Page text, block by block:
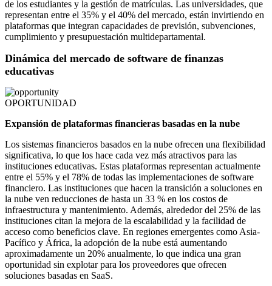
de los estudiantes y la gestión de matrículas. Las universidades, que
representan entre el 35% y el 40% del mercado, están invirtiendo en
plataformas que integran capacidades de previsión, subvenciones,
cumplimiento y presupuestación multidepartamental.
Dinámica del mercado de software de finanzas
educativas
OPORTUNIDAD
Expansión de plataformas financieras basadas en la nube
Los sistemas financieros basados ​​en la nube ofrecen una flexibilidad
significativa, lo que los hace cada vez más atractivos para las
instituciones educativas. Estas plataformas representan actualmente
entre el 55% y el 78% de todas las implementaciones de software
financiero. Las instituciones que hacen la transición a soluciones en
la nube ven reducciones de hasta un 33 % en los costos de
infraestructura y mantenimiento. Además, alrededor del 25% de las
instituciones citan la mejora de la escalabilidad y la facilidad de
acceso como beneficios clave. En regiones emergentes como Asia-
Pacífico y África, la adopción de la nube está aumentando
aproximadamente un 20% anualmente, lo que indica una gran
oportunidad sin explotar para los proveedores que ofrecen
soluciones basadas en SaaS.